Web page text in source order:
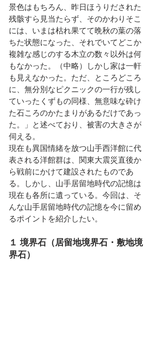
景色はもちろん、昨日ほうりだされた
残骸すら見当たらず、そのかわりそこ
には、いまは枯れ果てて晩秋の葉の落
ちた状態になった、それでいてどこか
複雑な感じのする木立の数々以外は何
もなかった。（中略）しかし家は一軒
も見えなかった。ただ、ところどころ
に、無分別なピクニックの一行が残し
ていったくずもの同様、無意味な砕け
た石ころのかたまりがあるだけであっ
た。」と述べており、被害の大きさが
伺える。
現在も異国情緒を放つ山手西洋館に代
表される洋館群は、関東大震災直後か
ら戦前にかけて建設されたものであ
る。しかし、山手居留地時代の記憶は
現在も各所に遺っている。今回は、そ
んな山手居留地時代の記憶を今に留め
るポイントを紹介したい。
１ 境界石（居留地境界石・敷地境
界石）